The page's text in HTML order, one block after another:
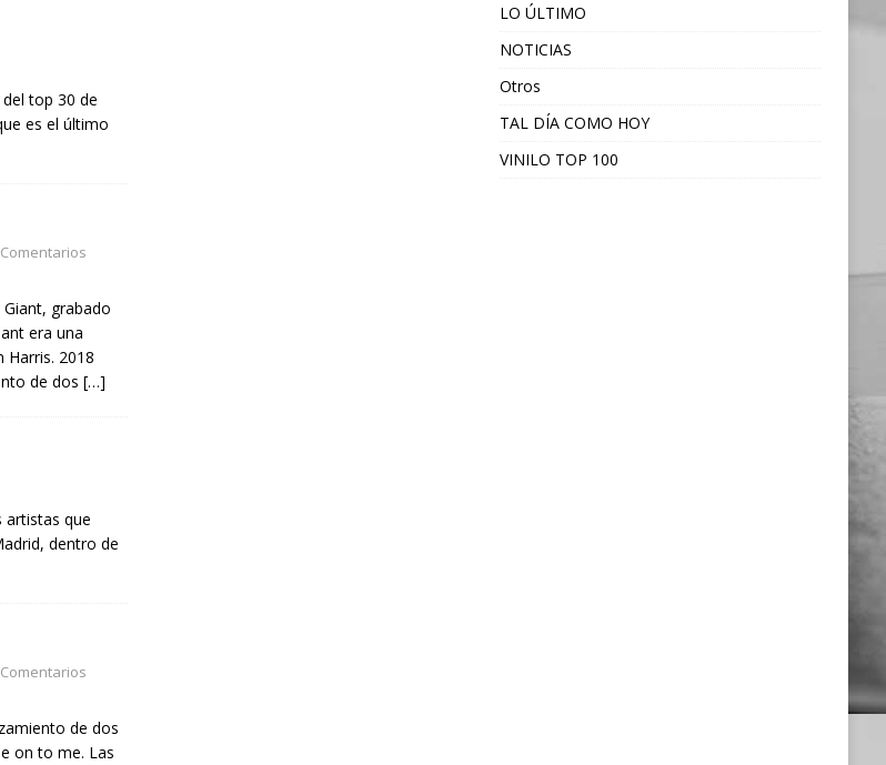
top 30 de
es el último
Comentarios
grabado
era una
Harris. 2018
de dos […]
artistas que
dentro de
Comentarios
de dos
on to me. Las
LO ÚLTIMO
NOTICIAS
Otros
TAL DÍA COMO HOY
VINILO TOP 100